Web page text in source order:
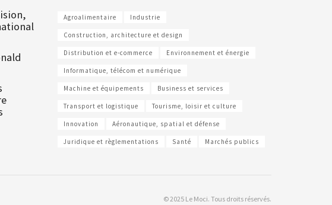
Agroalimentaire Industrie
Construction, architecture et design
Distribution et e-commerce Environnement et énergie
Informatique, télécom et numérique
Machine et équipements Business et services
Transport et logistique Tourisme, loisir et culture
Innovation Aéronautique, spatial et défense
Juridique et règlementations Santé Marchés publics
© 2025 Le Moci. Tous droits réservés.